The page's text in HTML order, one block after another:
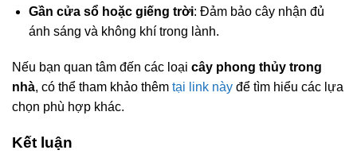
Gần cửa sổ hoặc giếng trời: Đảm bảo cây nhận đủ
ánh sáng và không khí trong lành.
Nếu bạn quan tâm đến các loại cây phong thủy trong
nhà, có thể tham khảo thêm tại link này để tìm hiểu các lựa
chọn phù hợp khác.
Kết luận